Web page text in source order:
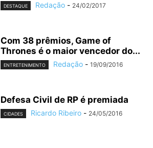
DESTAQUE Redação - 24/02/2017
Com 38 prêmios, Game of
Thrones é o maior vencedor do...
ENTRETENIMENTO Redação - 19/09/2016
Defesa Civil de RP é premiada
CIDADES Ricardo Ribeiro - 24/05/2016